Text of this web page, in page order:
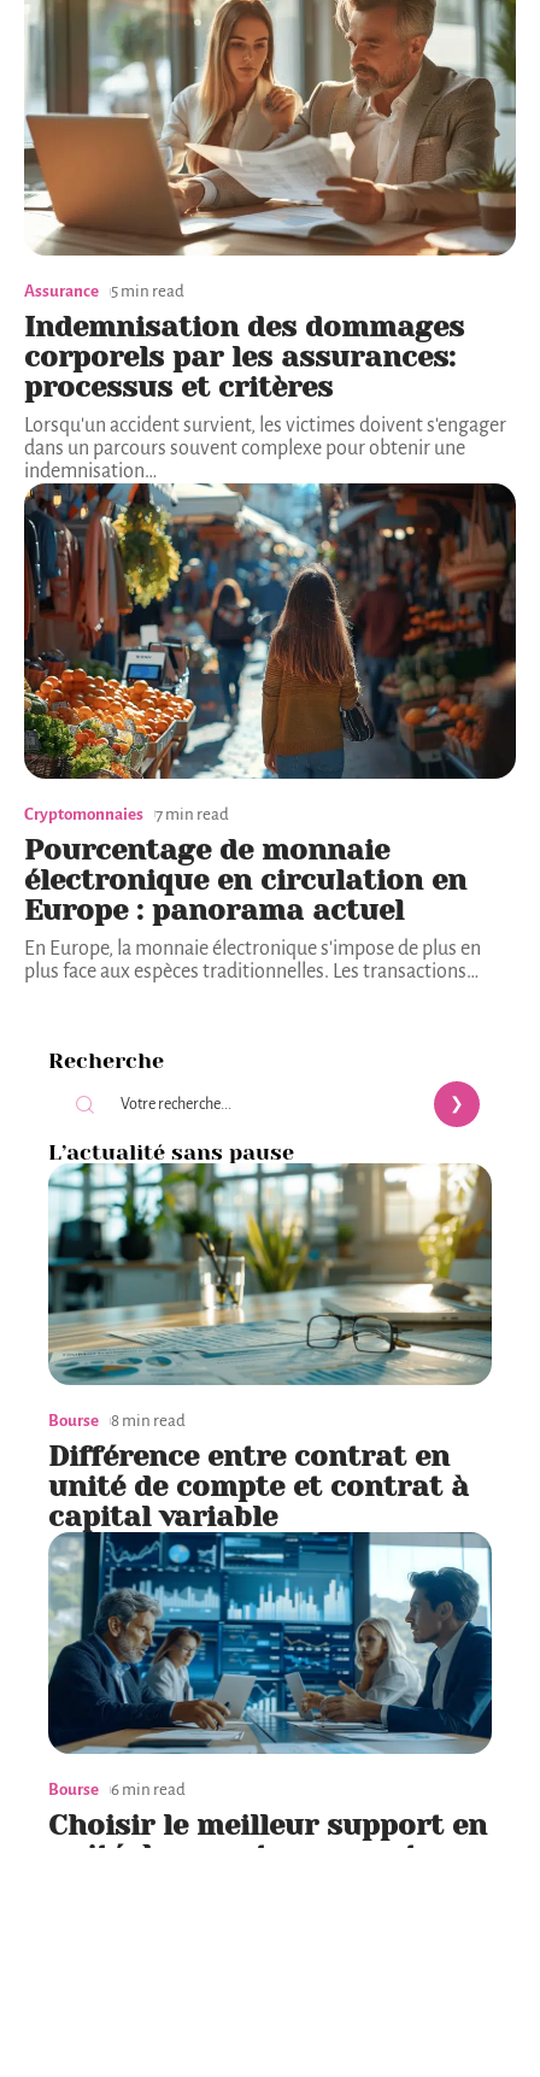
Assurance 5 min read
Indemnisation des dommages
corporels par les assurances:
processus et critères
Lorsqu'un accident survient, les victimes doivent s'engager
dans un parcours souvent complexe pour obtenir une
indemnisation…
Cryptomonnaies 7 min read
Pourcentage de monnaie
électronique en circulation en
Europe : panorama actuel
En Europe, la monnaie électronique s'impose de plus en
plus face aux espèces traditionnelles. Les transactions…
Recherche
L’actualité sans pause
Bourse 8 min read
Différence entre contrat en
unité de compte et contrat à
capital variable
Bourse 6 min read
Choisir le meilleur support en
unité de compte pour votre